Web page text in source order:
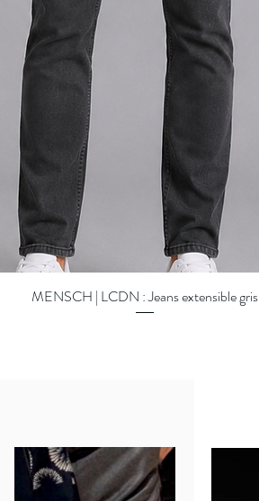
Aperçu rapide
MENSCH | LCDN : Jeans extensible gris